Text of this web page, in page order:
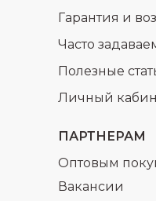
ПАРТНЕРАМ
Оптовым
Вакансии
Часто
Гарантия и
Полезные
Личный